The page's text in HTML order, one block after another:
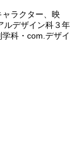
ラクター、映
ルデザイン科３年
科・com.デザイ